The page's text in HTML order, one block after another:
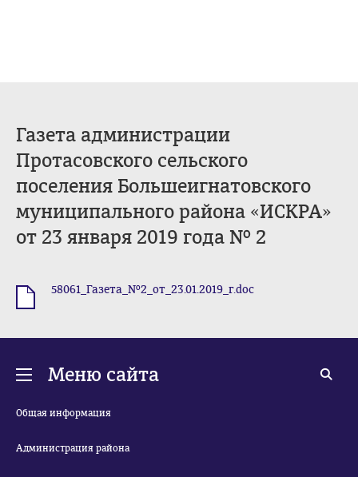
Газета администрации
Протасовского сельского
поселения Большеигнатовского
муниципального района «ИСКРА»
от 23 января 2019 года № 2
58061_Газета_№2_от_23.01.2019_г.doc
Меню сайта
Общая информация
Администрация района